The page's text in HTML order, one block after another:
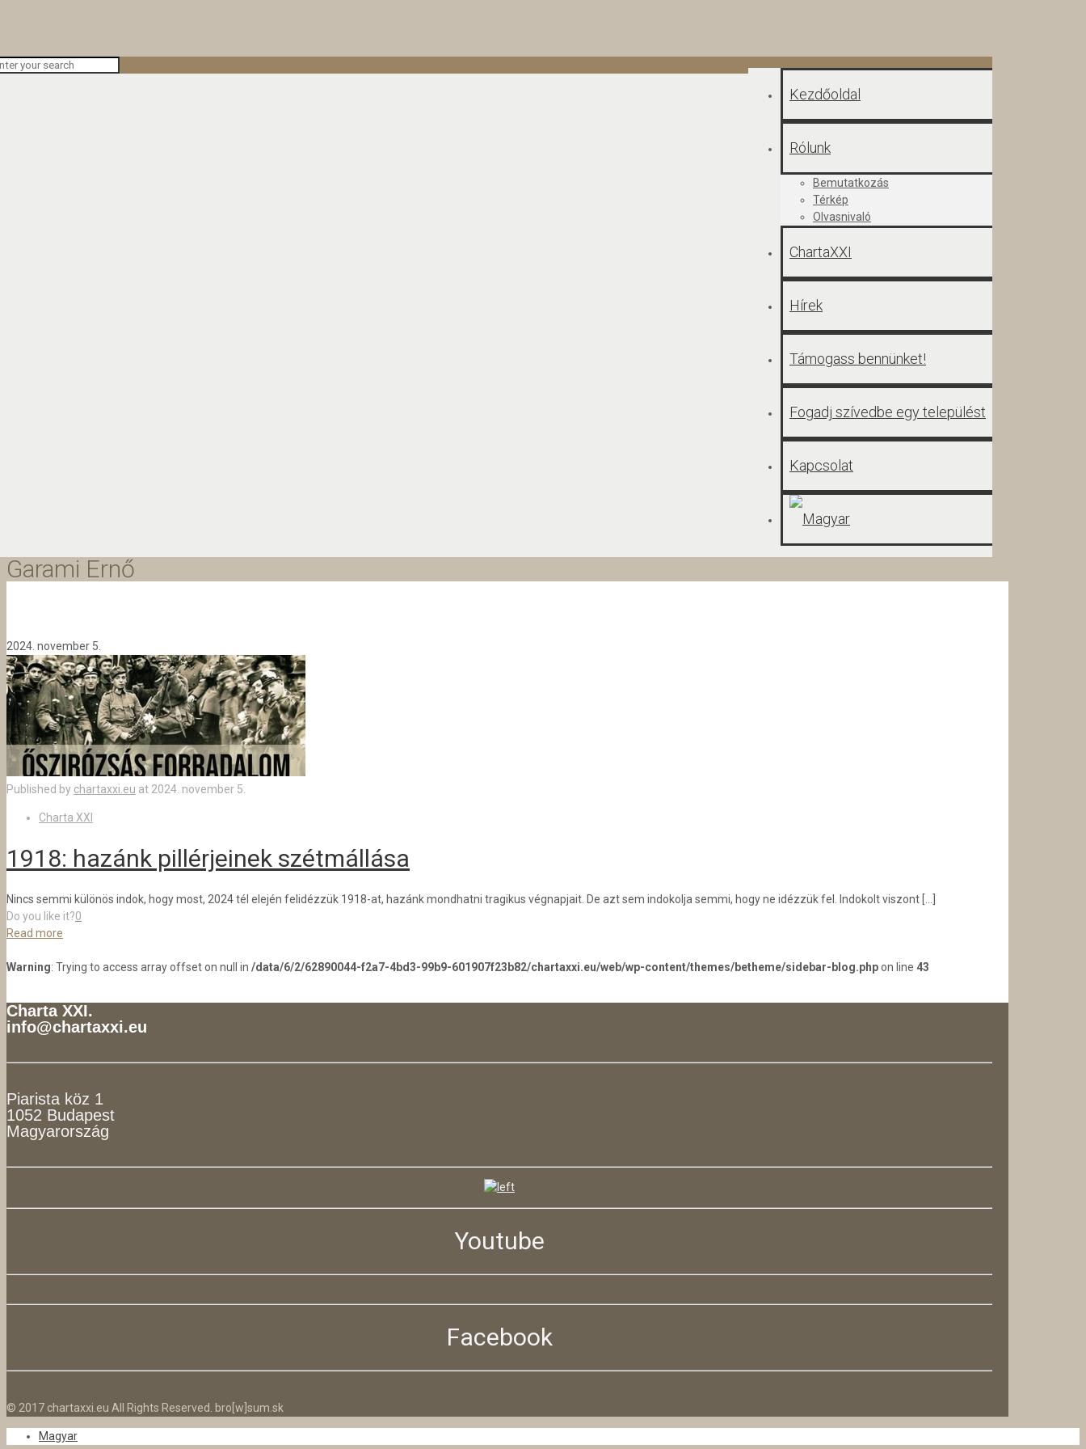
Kezdőoldal
Rólunk
Bemutatkozás
Térkép
Olvasnivaló
ChartaXXI
Hírek
Támogass bennünket!
Fogadj szívedbe egy települést
Kapcsolat
Garami Ernő
2024. november 5.
Published by chartaxxi.eu at 2024. november 5.
Charta XXI
1918: hazánk pillérjeinek szétmállása
Nincs semmi különös indok, hogy most, 2024 tél elején felidézzük 1918-at, hazánk mondhatni tragikus végnapjait. De azt sem indokolja semmi, hogy ne idézzük fel. Indokolt viszont […]
Do you like it?0
Read more
Warning: Trying to access array offset on null in /data/6/2/62890044-f2a7-4bd3-99b9-601907f23b82/chartaxxi.eu/web/wp-content/themes/betheme/sidebar-blog.phpon line 43
Charta XXI.
info@chartaxxi.eu
Piarista köz 1
1052 Budapest
Magyarország
Youtube
Facebook
© 2017 chartaxxi.eu All Rights Reserved. bro[w]sum.sk
Magyar